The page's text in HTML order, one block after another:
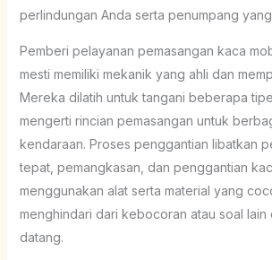
perlindungan Anda serta penumpang
Pemberi pelayanan pemasangan kaca
mesti memiliki mekanik yang ahli dan
Mereka dilatih untuk tangani beberapa
mengerti rincian pemasangan untuk
kendaraan. Proses penggantian libatkan
tepat, pemangkasan, dan penggantian
menggunakan alat serta material yang
menghindari dari kebocoran atau soal lain
datang.